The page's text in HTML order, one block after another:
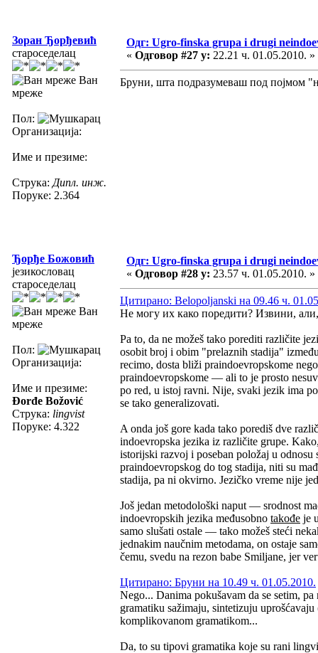
Зоран Ђорђевић
староседелац
Ван
мреже
Пол:
Организација:
Име и презиме:
Струка: Дипл. инж.
Поруке: 2.364
Одг: Ugro-finska grupa i drugi
« Одговор #27 у: 22.21 ч. 01.05.2010. »
Бруни, шта подразумеваш под појмом
Ђорђе Божовић
језикословац
староседелац
Ван
мреже
Пол:
Организација:
Име и презиме:
Đorđe Božović
Струка: lingvist
Поруке: 4.322
Одг: Ugro-finska grupa i drugi
« Одговор #28 у: 23.57 ч. 01.05.2010. »
Цитирано: Belopoljanski на 09.46 ч.
Не могу их како поредити? Извини,
Pa to, da ne možeš tako porediti različite
osobit broj i obim "prelaznih stadija"
recimo, dosta bliži praindoevropskome
praindoevropskome — ali to je prosto
po red, u istoj ravni. Nije, svaki jezik ima
se tako generalizovati.
A onda još gore kada tako porediš dve
indoevropska jezika iz različite grupe.
istorijski razvoj i poseban položaj u
praindoevropskog do tog stadija, niti su
stadija, pa ni okvirno. Jezičko vreme nije
Još jedan metodološki naput — srodnost
indoevropskih jezika međusobno takođe je
samo slušati ostale — tako možeš steći
jednakim naučnim metodama, on ostaje
čemu, svedu na rezon babe Smiljane, jer
Цитирано: Бруни на 10.49 ч. 01.05.2010.
Nego... Danima pokušavam da se setim,
gramatiku sažimaju, sintetizuju
komplikovanom gramatikom...
Da, to su tipovi gramatika koje su rani